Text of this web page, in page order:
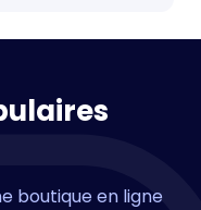
boutique en ligne